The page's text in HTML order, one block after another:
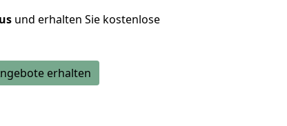
und erhalten Sie kostenlose
erhalten